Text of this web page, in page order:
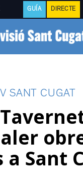
GUÍA DIRECTE
SANT CUGAT
a Sant